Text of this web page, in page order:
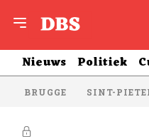
Nieuws Politiek
BRUGGE SINT-